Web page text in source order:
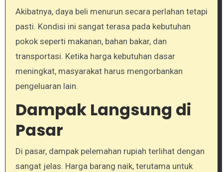
Akibatnya, daya beli menurun secara perlahan tetapi
pasti. Kondisi ini sangat terasa pada kebutuhan
pokok seperti makanan, bahan bakar, dan
transportasi. Ketika harga kebutuhan dasar
meningkat, masyarakat harus mengorbankan
pengeluaran lain.
Dampak Langsung di
Pasar
Di pasar, dampak pelemahan rupiah terlihat dengan
sangat jelas. Harga barang naik, terutama untuk